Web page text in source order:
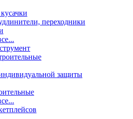
переходники
защиты